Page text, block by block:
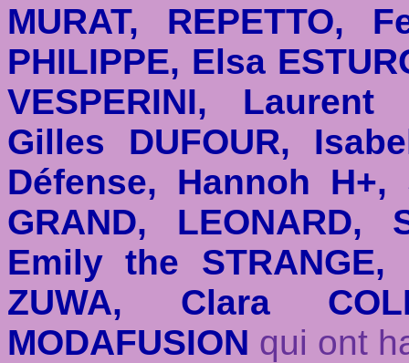
MURAT, REPETTO,
PHILIPPE, Elsa
VESPERINI,
Gilles DUFOUR,
Défense, Hannoh H+,
GRAND, LEONARD,
Emily the STRANGE,
ZUWA, Clara
MODAFUSION qui ont